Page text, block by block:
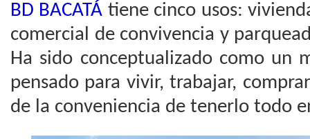
BD BACATÁ tiene cinco usos:
comercial de convivencia y
Ha sido conceptualizado como un
pensado para vivir, trabajar,
de la conveniencia de tenerlo todo